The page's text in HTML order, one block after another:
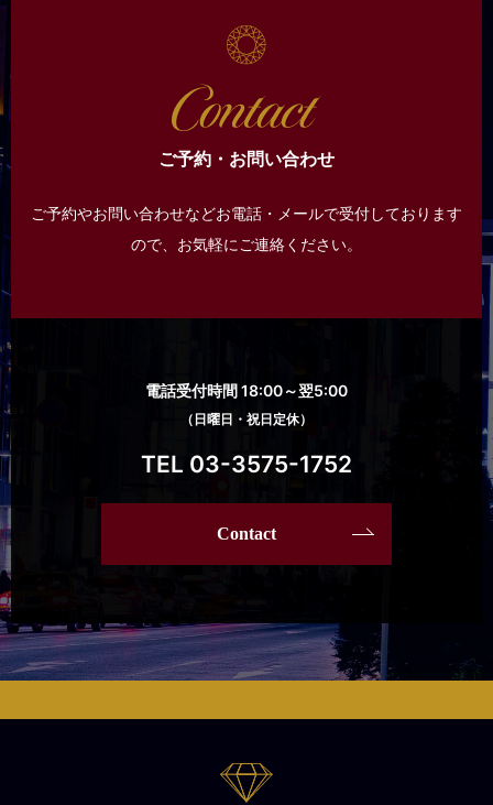
ご予約・お問い合わせ
ご予約やお問い合わせなどお電話・メールで受付しております
ので、 お気軽にご連絡ください。
電話受付時間 18:00～翌5:00
（日曜日・祝日定休）
TEL 03-3575-1752
Contact